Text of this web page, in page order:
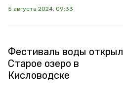
5 августа 2024, 09:33
Фестиваль воды открыл
Старое озеро в
Кисловодске